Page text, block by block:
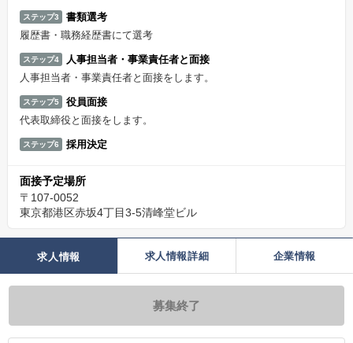
ステップ3
書類選考
履歴書・職務経歴書にて選考
ステップ4
人事担当者・事業責任者と面接
人事担当者・事業責任者と面接をします。
ステップ5
役員面接
代表取締役と面接をします。
ステップ6 採用決定
面接予定場所
〒107-0052
東京都港区赤坂4丁目3-5清峰堂ビル
求人情報 求人情報詳細 企業情報
募集終了